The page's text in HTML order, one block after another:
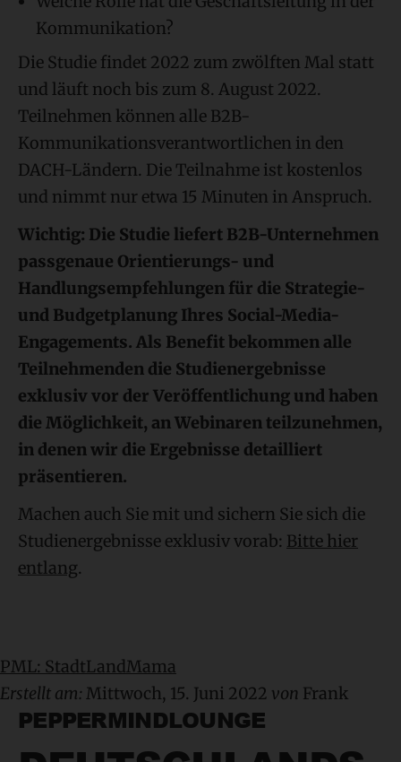
Kommunikation?
Die Studie findet 2022 zum zwölften Mal statt
und läuft noch bis zum 8. August 2022.
Teilnehmen können alle B2B-
Kommunikationsverantwortlichen in den
DACH-Ländern. Die Teilnahme ist kostenlos
und nimmt nur etwa 15 Minuten in Anspruch.
Wichtig: Die Studie liefert B2B-Unternehmen
passgenaue Orientierungs- und
Handlungsempfehlungen für die Strategie-
und Budgetplanung Ihres Social-Media-
Engagements. Als Benefit bekommen alle
Teilnehmenden die Studienergebnisse
exklusiv vor der Veröffentlichung und haben
die Möglichkeit, an Webinaren teilzunehmen,
in denen wir die Ergebnisse detailliert
präsentieren.
Machen auch Sie mit und sichern Sie sich die
Studienergebnisse exklusiv vorab: Bitte hier
entlang.
PML: StadtLandMama
Erstellt am: Mittwoch, 15. Juni 2022 von Frank
PEPPERMINDLOUNGE